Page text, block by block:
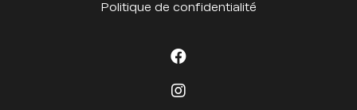
Politique de confidentialité
Facebook Cet été à
Instagram Cet été à